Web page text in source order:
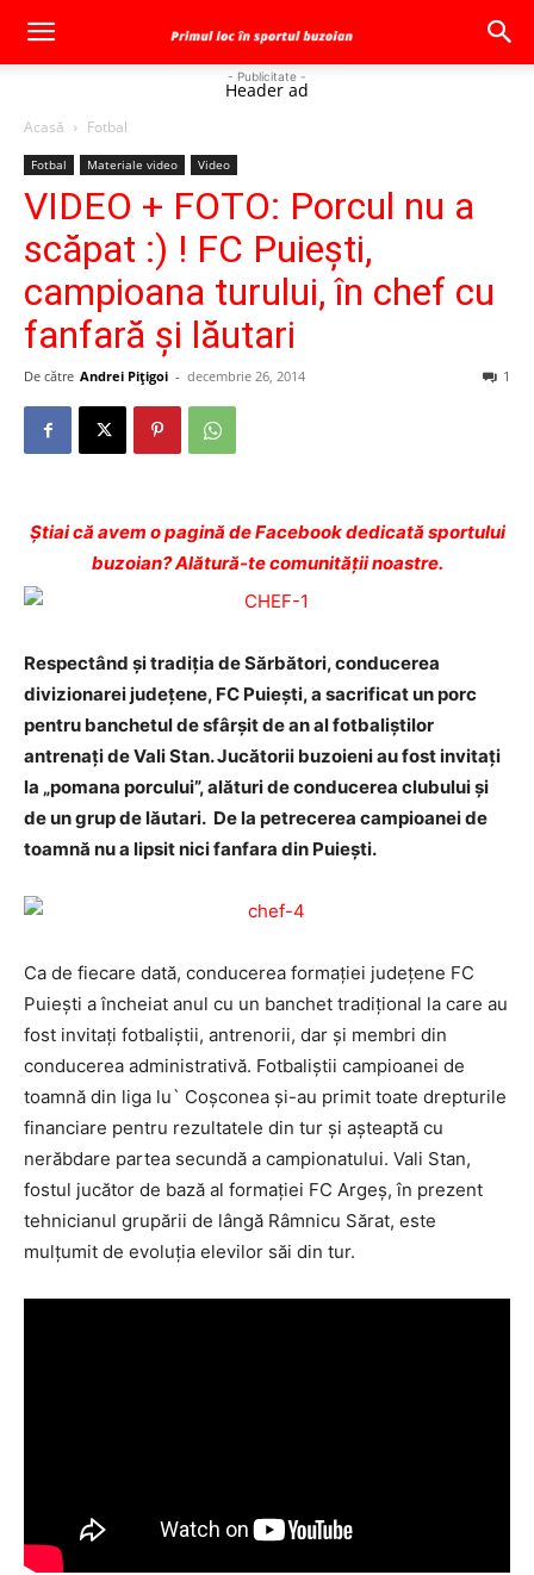
- Publicitate -
Header ad
Acasă Fotbal
Fotbal Materiale video Video
VIDEO + FOTO: Porcul nu a
scăpat :) ! FC Puieşti,
campioana turului, în chef cu
fanfară şi lăutari
De către Andrei Pițigoi - decembrie 26, 2014 1
Ştiai că avem o pagină de Facebook dedicată sportului
buzoian? Alătură-te comunității noastre.
Respectând și tradiția de Sărbători, conducerea
divizionarei judeţene, FC Puieşti, a sacrificat un porc
pentru banchetul de sfârşit de an al fotbaliştilor
antrenaţi de Vali Stan. Jucătorii buzoieni au fost invitaţi
la „pomana porcului”, alături de conducerea clubului şi
de un grup de lăutari. De la petrecerea campioanei de
toamnă nu a lipsit nici fanfara din Puieşti.
Ca de fiecare dată, conducerea formaţiei judeţene FC
Puieşti a încheiat anul cu un banchet tradiţional la care au
fost invitaţi fotbaliştii, antrenorii, dar şi membri din
conducerea administrativă. Fotbaliştii campioanei de
toamnă din liga lu` Coşconea şi-au primit toate drepturile
financiare pentru rezultatele din tur şi aşteaptă cu
nerăbdare partea secundă a campionatului. Vali Stan,
fostul jucător de bază al formaţiei FC Argeş, în prezent
tehnicianul grupării de lângă Râmnicu Sărat, este
mulţumit de evoluţia elevilor săi din tur.